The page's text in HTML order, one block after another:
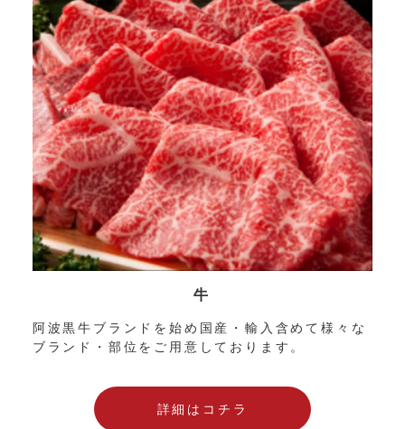
牛
阿波黒牛ブランドを始め国産・輸入含めて様々な
ブランド・部位をご用意しております。
詳細はコチラ